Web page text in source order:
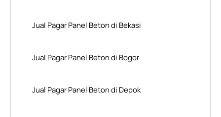
Jual Pagar Panel Beton di Bekasi
Jual Pagar Panel Beton di Bogor
Jual Pagar Panel Beton di Depok